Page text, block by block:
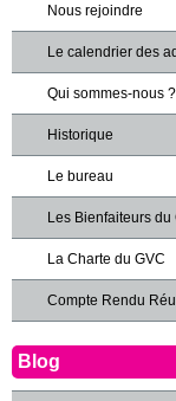
Nous rejoindre
Le calendrier des
Qui sommes-nous ?
Historique
Le bureau
Les Bienfaiteurs du
La Charte du GVC
Compte Rendu
Blog